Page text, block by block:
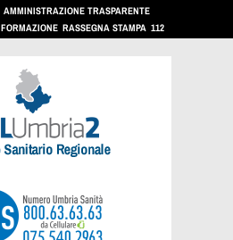
AMMINISTRAZIONE TRASPARENTE
FORMAZIONE RASSEGNA STAMPA 112